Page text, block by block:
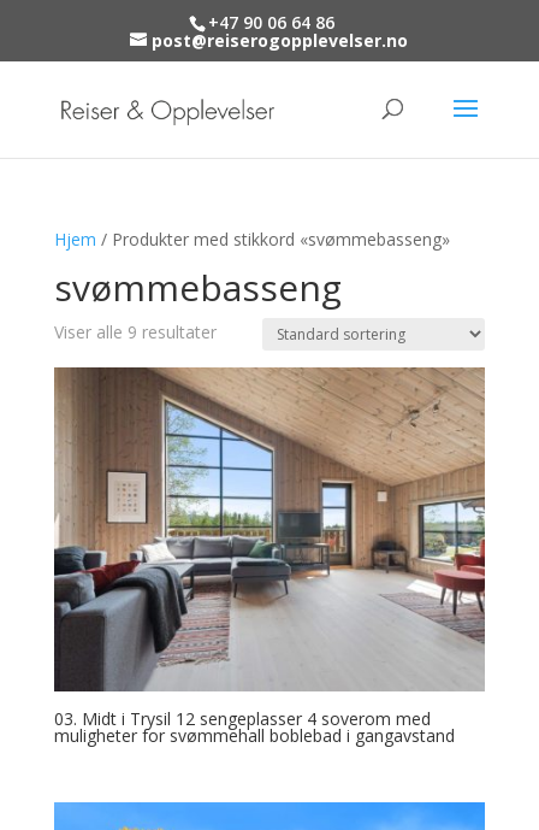
+47 90 06 64 86
post@reiserogopplevelser.no
Hjem / Produkter med stikkord «svømmebasseng»
svømmebasseng
Viser alle 9 resultater
03. Midt i Trysil 12 sengeplasser 4 soverom med
muligheter for svømmehall boblebad i gangavstand